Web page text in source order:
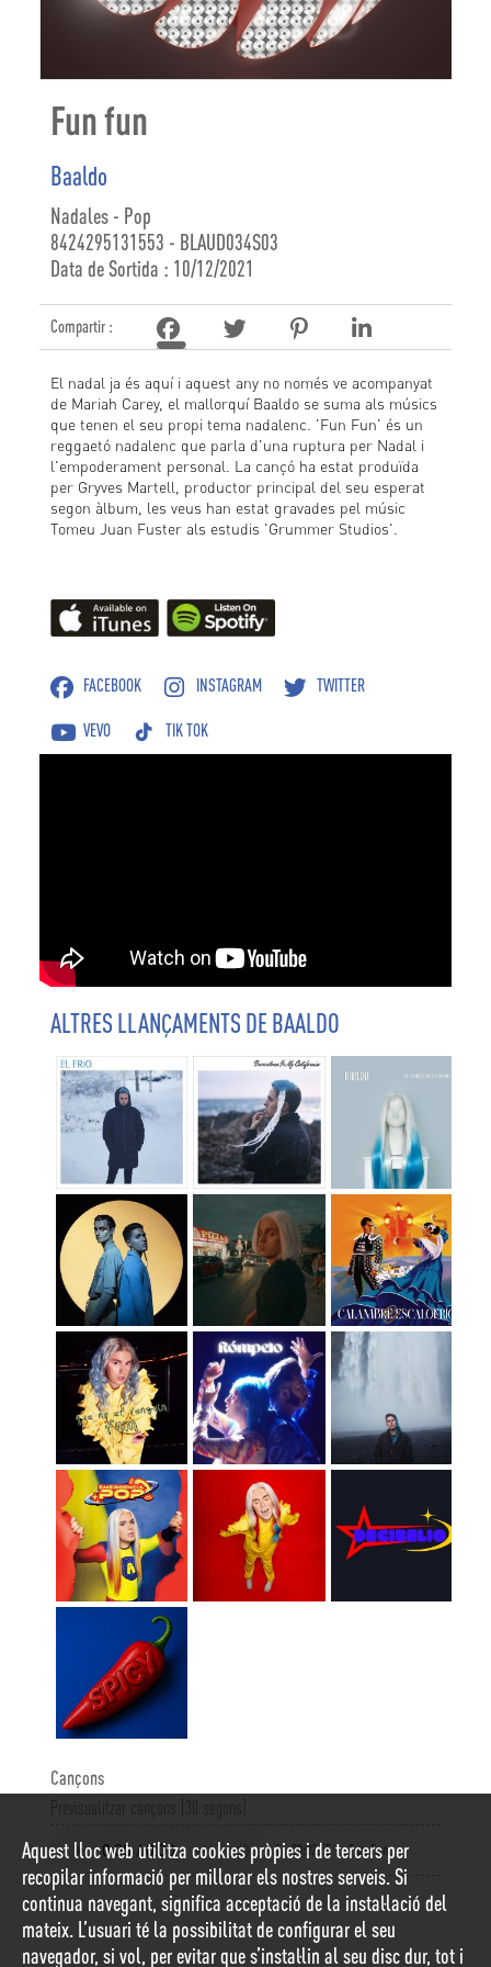
Fun fun
Baaldo
Nadales - Pop
8424295131553 - BLAUD034S03
Data de Sortida : 10/12/2021
Compartir :
El nadal ja és aquí i aquest any no només ve acompanyat
de Mariah Carey, el mallorquí Baaldo se suma als músics
que tenen el seu propi tema nadalenc. 'Fun Fun' és un
reggaetó nadalenc que parla d'una ruptura per Nadal i
l'empoderament personal. La cançó ha estat produïda
per Gryves Martell, productor principal del seu esperat
segon àlbum, les veus han estat gravades pel músic
Tomeu Juan Fuster als estudis 'Grummer Studios'.
FACEBOOK INSTAGRAM TWITTER
VEVO TIK TOK
ALTRES LLANÇAMENTS DE BAALDO
Cançons
Previsualitzar cançons (30 segons)
1 00:02:55 Fun Fun
Aquest lloc web utilitza cookies pròpies i de tercers per
recopilar informació per millorar els nostres serveis. Si
continua navegant, significa acceptació de la instal·lació del
mateix. L’usuari té la possibilitat de configurar el seu
navegador, si vol, per evitar que s’instal·lin al seu disc dur, tot i